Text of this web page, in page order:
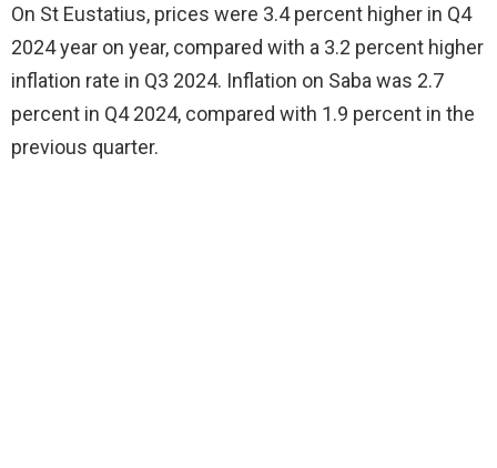
On St Eustatius, prices were 3.4 percent higher in Q4
2024 year on year, compared with a 3.2 percent higher
inflation rate in Q3 2024. Inflation on Saba was 2.7
percent in Q4 2024, compared with 1.9 percent in the
previous quarter.